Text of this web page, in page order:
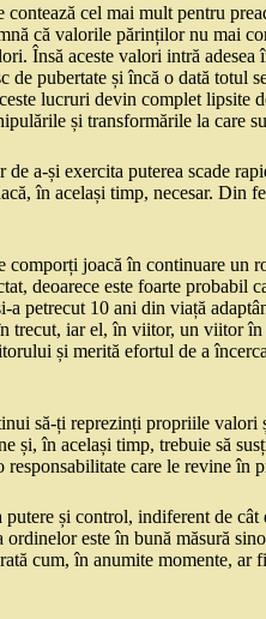
cel mai mult pentru
că valorile părinților nu mai
Însă aceste valori intră
de pubertate și încă o dată totul
lucruri devin complet lipsite
și transformările la care
a-și exercita puterea scade
în același timp, necesar. Din
joacă în continuare un
deoarece este foarte probabil
petrecut 10 ani din viață
trecut, iar el, în viitor, un viitor
și merită efortul de a
să-ți reprezinți propriile
și, în același timp, trebuie să
care le revine în
și control, indiferent de
este în bună măsură
cum, în anumite momente,